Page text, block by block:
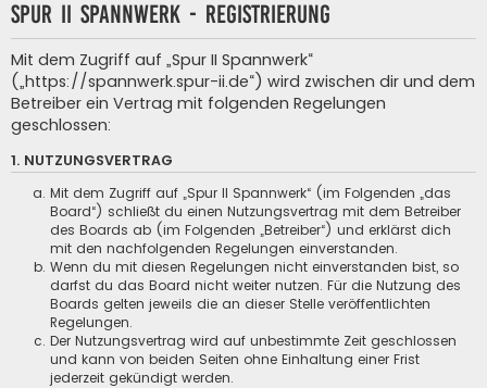
Spur II Spannwerk - Registrierung
Mit dem Zugriff auf „Spur II Spannwerk“
(„https://spannwerk.spur-ii.de“) wird zwischen dir und dem
Betreiber ein Vertrag mit folgenden Regelungen
geschlossen:
1. NUTZUNGSVERTRAG
Mit dem Zugriff auf „Spur II Spannwerk“ (im Folgenden „das
Board“) schließt du einen Nutzungsvertrag mit dem Betreiber
des Boards ab (im Folgenden „Betreiber“) und erklärst dich
mit den nachfolgenden Regelungen einverstanden.
Wenn du mit diesen Regelungen nicht einverstanden bist, so
darfst du das Board nicht weiter nutzen. Für die Nutzung des
Boards gelten jeweils die an dieser Stelle veröffentlichten
Regelungen.
Der Nutzungsvertrag wird auf unbestimmte Zeit geschlossen
und kann von beiden Seiten ohne Einhaltung einer Frist
jederzeit gekündigt werden.